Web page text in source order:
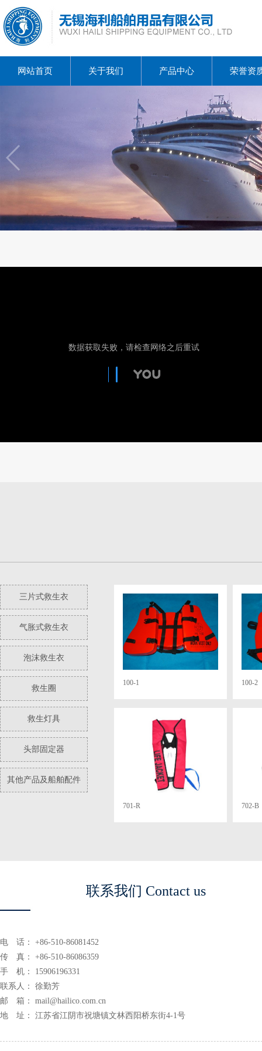
网站首页 关于我们 产品中心 荣誉资
三片式救生衣
气胀式救生衣
泡沫救生衣
救生圈
救生灯具
头部固定器
其他产品及船舶配件
100-1 100-2
701-R 702-B
联系我们 Contact us
电 话： +86-510-86081452
传 真： +86-510-86086359
手 机： 15906196331
联系人： 徐勤芳
邮 箱： mail@hailico.com.cn
地 址： 江苏省江阴市祝塘镇文林西阳桥东街4-1号